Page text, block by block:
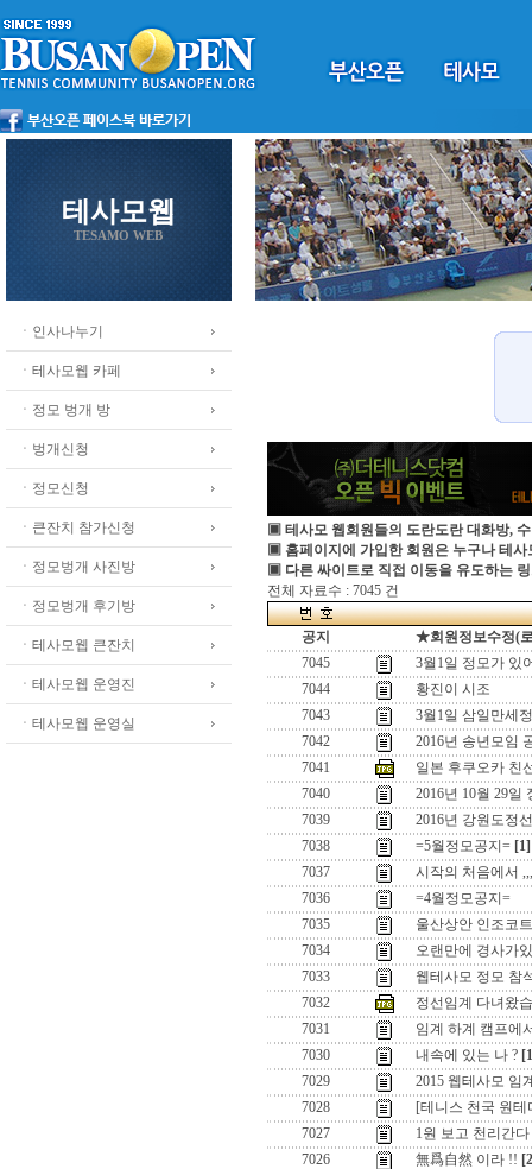
테사모웹
TESAMO WEB
ㆍ인사나누기
ㆍ테사모웹 카페
ㆍ정모 벙개 방
ㆍ벙개신청
ㆍ정모신청
ㆍ큰잔치 참가신청
ㆍ정모벙개 사진방
ㆍ정모벙개 후기방
ㆍ테사모웹 큰잔치
ㆍ테사모웹 운영진
ㆍ테사모웹 운영실
▣ 테사모 웹회원들의 도란도란 대화방,
▣ 홈페이지에 가입한 회원은 누구나 테사
▣ 다른 싸이트로 직접 이동을 유도하는
전체 자료수 : 7045 건
공지
★회원정보수정(
7045
3월1일 정모가 있
7044
황진이 시조
7043
3월1일 삼일만세
7042
2016년 송년모임
7041
일본 후쿠오카 친
7040
2016년 10월 29일
7039
2016년 강원도정
7038
=5월정모공지= [1]
7037
시작의 처음에서 ,,,
7036
=4월정모공지=
7035
울산상안 인조코
7034
오랜만에 경사가
7033
웹테사모 정모 참
7032
정선임계 다녀왔
7031
임계 하계 캠프에
7030
내속에 있는 나 ?
7029
2015 웹테사모 임
7028
[테니스 천국 원
7027
1원 보고 천리간
7026
無爲自然 이라 !!